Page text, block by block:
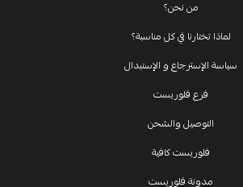
من نحن؟
لماذا تختارنا في كل مناسبة؟
سياسة الإسترجاع و الإستبدال
فرع فلوريست
التوصيل والشحن
فلوريست كافية
مدونة فلوريست